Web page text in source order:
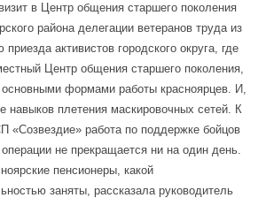
в Центр общения старшего поколения
района делегации ветеранов труда из
активистов городского округа, где
Центр общения старшего поколения,
формами работы красноярцев. И,
навыков плетения маскировочных сетей. К
«Созвездие» работа по поддержке бойцов
не прекращается ни на один день.
пенсионеры, какой
заняты, рассказала руководитель